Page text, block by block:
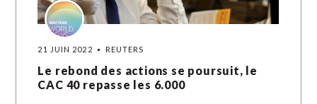
21 JUIN 2022 REUTERS
Le rebond des actions se poursuit, le
CAC 40 repasse les 6.000